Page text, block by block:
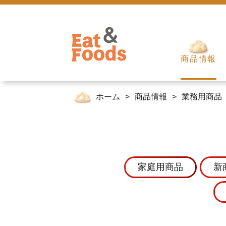
商品情報
ホーム 商品情報 業務用商品
家庭用商品 新